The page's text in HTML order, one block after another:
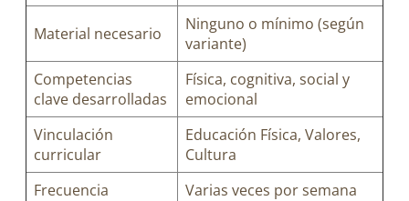
Material necesario
Ninguno o mínimo (según
variante)
Competencias
clave desarrolladas
Física, cognitiva, social y
emocional
Vinculación
curricular
Educación Física, Valores,
Cultura
Frecuencia
Varias veces por semana